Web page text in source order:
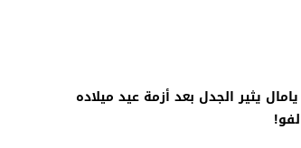
يثير الجدل بعد أزمة عيد ميلاده